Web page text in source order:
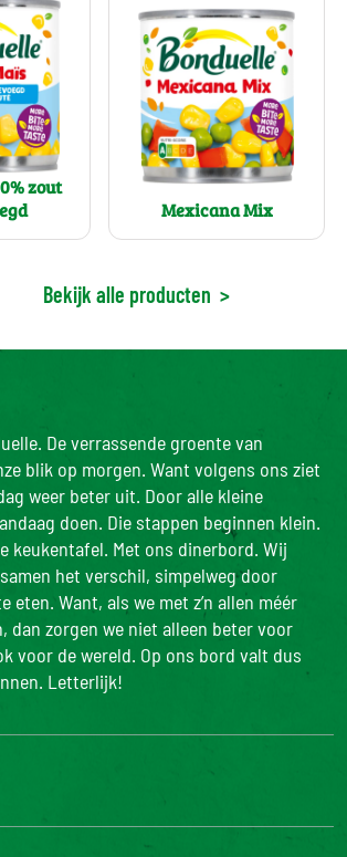
zout
Mexicana Mix
Bekijk alle producten >
De verrassende groente van
blik op morgen. Want volgens ons ziet
weer beter uit. Door alle kleine
doen. Die stappen beginnen klein.
keukentafel. Met ons dinerbord. Wij
het verschil, simpelweg door
eten. Want, als we met z’n allen méér
dan zorgen we niet alleen beter voor
voor de wereld. Op ons bord valt dus
Letterlijk!